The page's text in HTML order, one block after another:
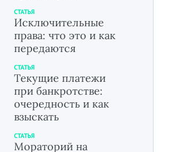
СТАТЬЯ
Исключительные
права: что это и как
передаются
СТАТЬЯ
Текущие платежи
при банкротстве:
очередность и как
взыскать
СТАТЬЯ
Мораторий на